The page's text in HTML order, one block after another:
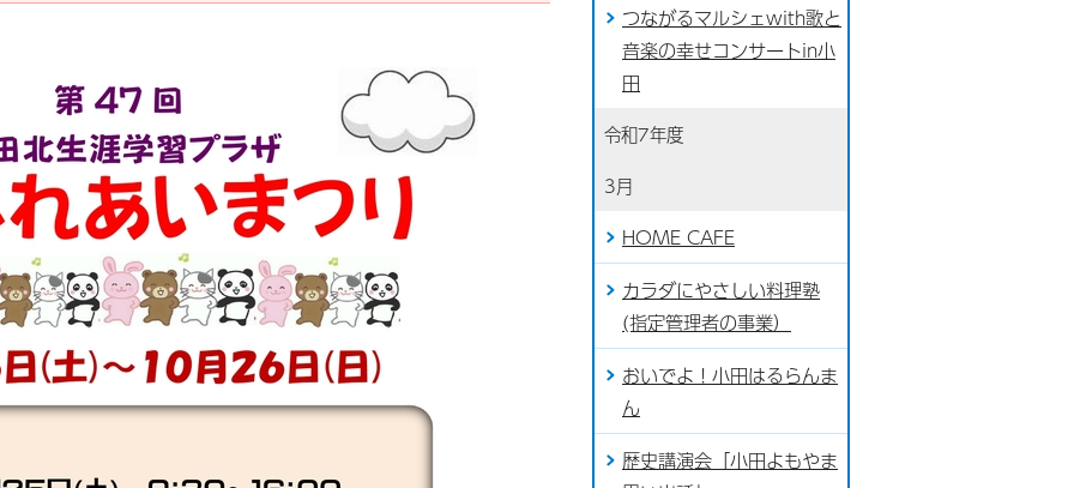
つながるマルシェwith歌と
音楽の幸せコンサートin小
田
令和7年度
3月
HOME CAFE
カラダにやさしい料理塾
(指定管理者の事業）
おいでよ！小田はるらんま
ん
歴史講演会「小田よもやま